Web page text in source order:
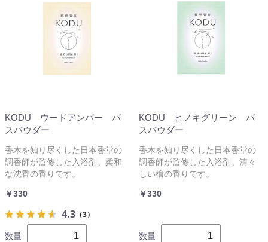
KODU ウードアンバー バ
スパウダー
香木を知り尽くした日本香堂の
調香師が監修した入浴剤。柔和
な沈香の香りです。
￥330
4.3 （3）
数量
KODU ヒノキグリーン バ
スパウダー
香木を知り尽くした日本香堂の
調香師が監修した入浴剤。清々
しい檜の香りです。
￥330
数量